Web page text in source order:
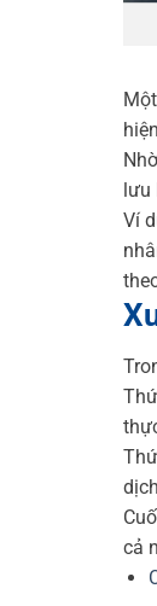
lưu
Ví
cả